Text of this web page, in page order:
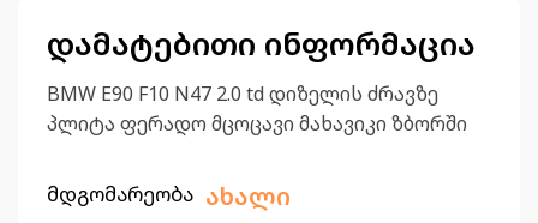
დამატებითი ინფორმაცია
BMW E90 F10 N47 2.0 td დიზელის ძრავზე
პლიტა ფერადო მცოცავი მახავიკი ზბორში
მდგომარეობა ახალი